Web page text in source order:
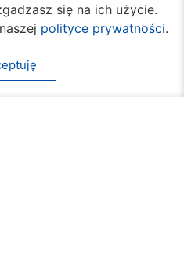
Mieszkańca
– piątek
– 16:30
wydziały
się na ich użycie.
polityce prywatności.